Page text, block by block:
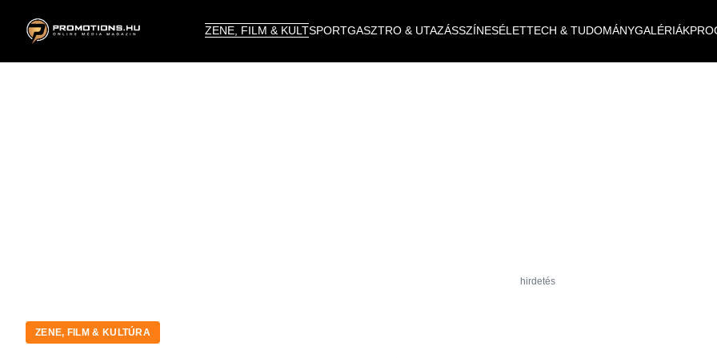
ZENE, FILM & KULTSPORTGASZTRO & UTAZÁSSZÍNESÉLETTECH & TUDOMÁNYGALÉRIÁK
hirdetés
ZENE, FILM & KULTÚRA